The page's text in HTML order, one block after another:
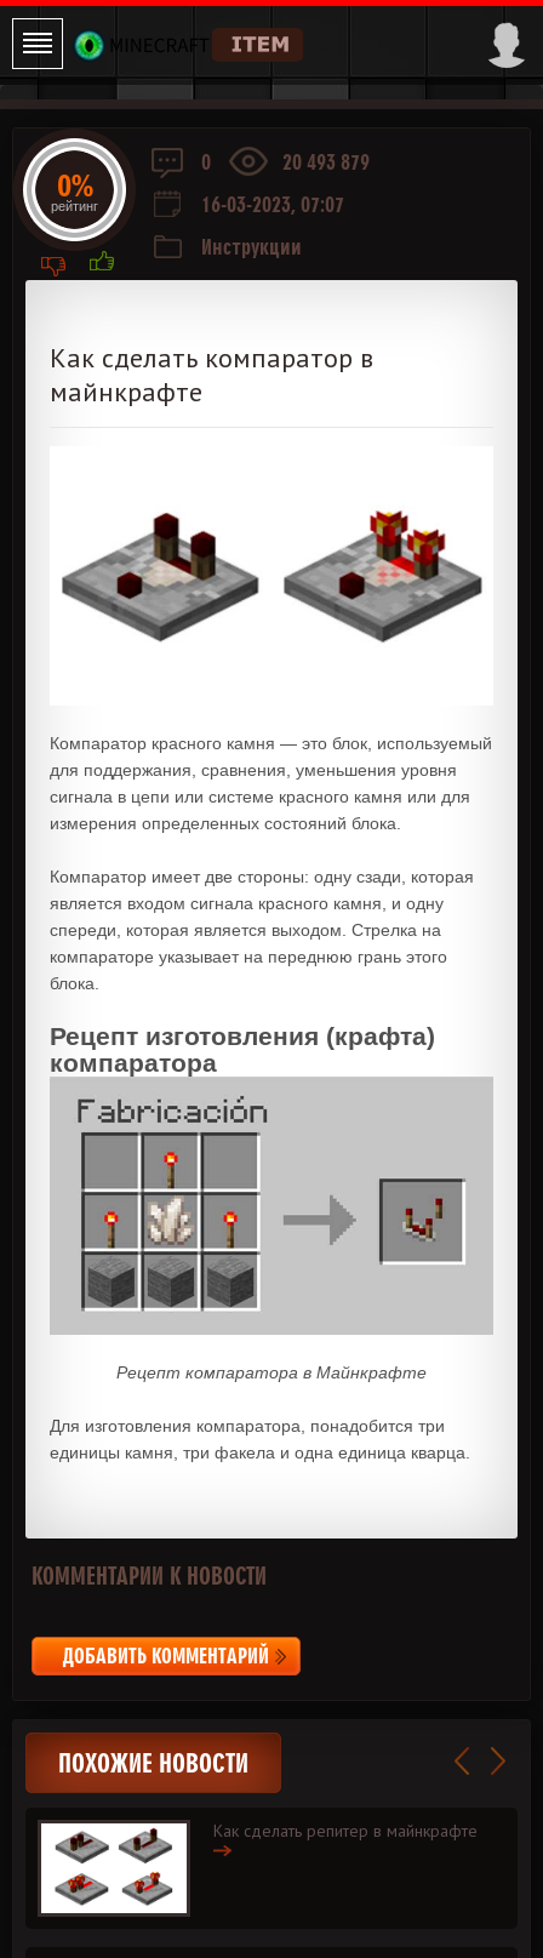
0
20 493 879
16-03-2023, 07:07
Инструкции
Как сделать компаратор в
майнкрафте
Компаратор красного камня — это блок, используемый
для поддержания, сравнения, уменьшения уровня
сигнала в цепи или системе красного камня или для
измерения определенных состояний блока.
Компаратор имеет две стороны: одну сзади, которая
является входом сигнала красного камня, и одну
спереди, которая является выходом. Стрелка на
компараторе указывает на переднюю грань этого
блока.
Рецепт изготовления (крафта)
компаратора
Рецепт компаратора в Майнкрафте
Для изготовления компаратора, понадобится три
единицы камня, три факела и одна единица кварца.
0%
рейтинг
КОММЕНТАРИИ К НОВОСТИ
ДОБАВИТЬ КОММЕНТАРИЙ
ПОХОЖИЕ НОВОСТИ
Как сделать репитер в майнкрафте